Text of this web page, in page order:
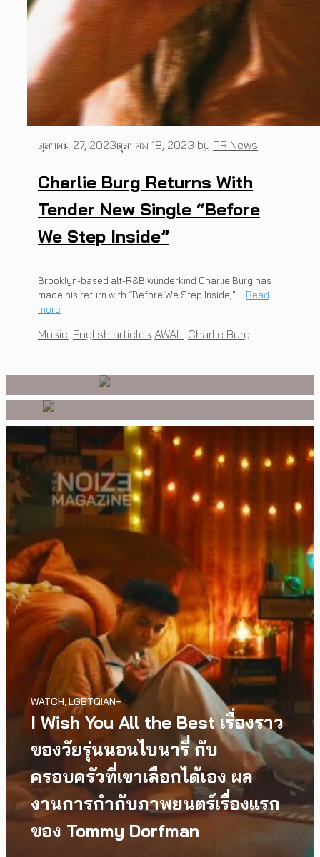
Charlie Burg Returns With
Tender New Single “Before
We Step Inside”
ตุลาคม 27, 2023ตุลาคม 18, 2023 by PR News
Brooklyn-based alt-R&B wunderkind Charlie Burg has
made his return with “Before We Step Inside,” … Read
more
Categories
Music English articles Tags
AWAL Charlie Burg
เอเชียทัวร์ปี 2026 ต้อนรับ EP ใหม่
‘One Day In The Sun’ พร้อมโชว์
สุดพิเศษในกรุงเทพ 17 ตุลาคม
MUSIC, EVENTS
[Exclusive Interview]
grentperez จากเด็กอายุ 12 ปีที่
คอนเสิร์ตต่อหน้าคนนับหมื่น
INTERVIEW
I Wish You All the Best เรื่องราว
ของวัยรุ่นนอนไบนารี่ กับ
ครอบครัวที่เขาเลือกได้เอง ผล
งานการกำกับภาพยนตร์เรื่องแรก
ของ Tommy Dorfman
WATCH ,LGBTQIAN+